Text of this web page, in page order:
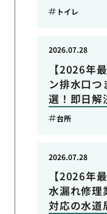
トイレ
【2026年
ン排水口
選！即日解
2026.07.28
台所
【2026年
水漏れ修理
対応の水道
2026.07.28